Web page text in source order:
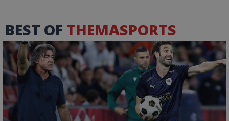
BEST OF THEMASPORTS